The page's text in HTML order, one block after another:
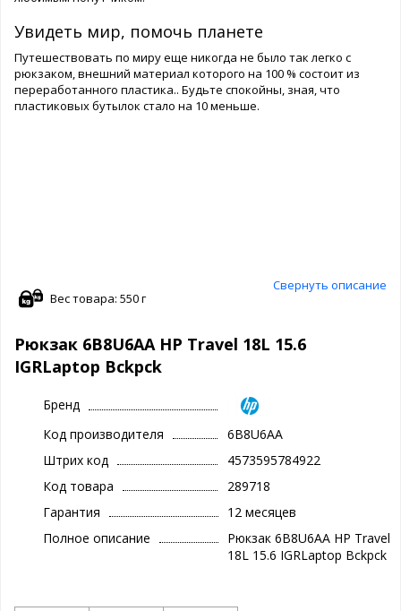
Увидеть мир, помочь планете
Путешествовать по миру еще никогда не было так легко с
рюкзаком, внешний материал которого на 100 % состоит из
переработанного пластика.. Будьте спокойны, зная, что
пластиковых бутылок стало на 10 меньше.
Свернуть описание
Вес товара: 550 г
Рюкзак 6B8U6AA HP Travel 18L 15.6
IGRLaptop Bckpck
Бренд
Код производителя
6B8U6AA
Штрих код
4573595784922
Код товара
289718
Гарантия
12 месяцев
Полное описание
Рюкзак 6B8U6AA HP Travel
18L 15.6 IGRLaptop Bckpck